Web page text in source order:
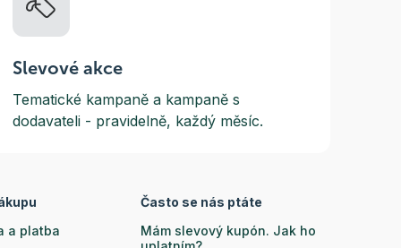
Slevové akce
Tematické kampaně a kampaně s
dodavateli - pravidelně, každý měsíc.
a platba
Často se nás ptáte
Mám slevový kupón. Jak ho